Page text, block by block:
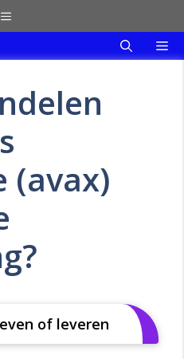
Menu
(avax)
of leveren